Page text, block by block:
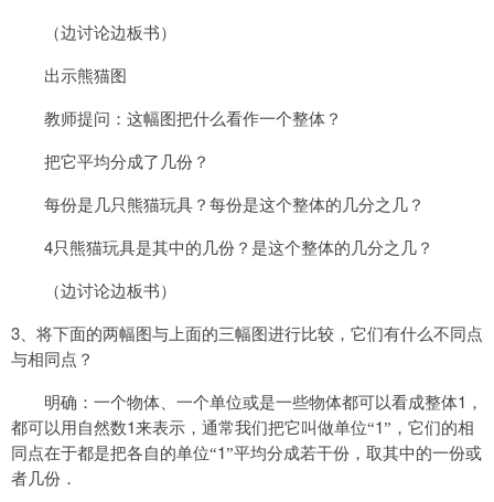
（边讨论边板书）
出示熊猫图
教师提问：这幅图把什么看作一个整体？
把它平均分成了几份？
每份是几只熊猫玩具？每份是这个整体的几分之几？
4只熊猫玩具是其中的几份？是这个整体的几分之几？
（边讨论边板书）
3 、将下面的两幅图与上面的三幅图进行比较，它们有什么不同点
与相同点？
明确：一个物体、一个单位或是一些物体都可以看成整体1 ，
都可以用自然数1来表示， 通常我们把它叫做单位“1”，它们的相
同点在于都是把各自的单位“1”平均分成若干份，取其中的一份或
者几份．